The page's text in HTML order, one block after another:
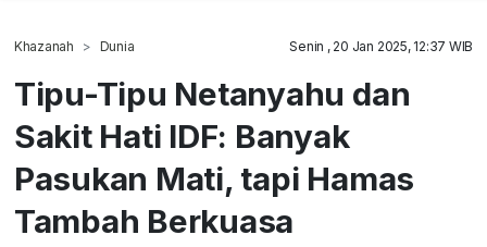
Khazanah Dunia Senin , 20 Jan 2025, 12:37 WIB
Tipu-Tipu Netanyahu dan
Sakit Hati IDF: Banyak
Pasukan Mati, tapi Hamas
Tambah Berkuasa